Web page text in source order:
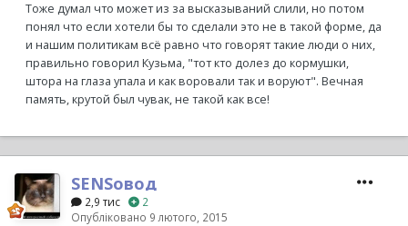
Тоже думал что может из за высказываний слили, но потом
понял что если хотели бы то сделали это не в такой форме, да
и нашим политикам всё равно что говорят такие люди о них,
правильно говорил Кузьма, "тот кто долез до кормушки,
штора на глаза упала и как воровали так и воруют". Вечная
память, крутой был чувак, не такой как все!
SENSовод
2,9 тис
2
Опубліковано 9 лютого, 2015